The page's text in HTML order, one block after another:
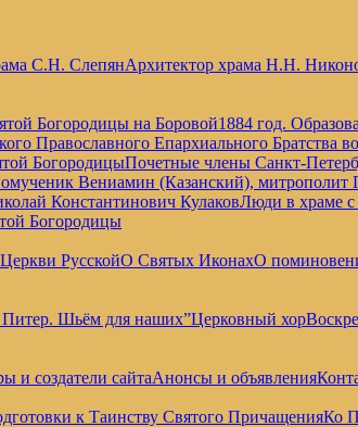
С.Н. СлепянАрхитектор храма Н.Н.
Богородицы на Боровой1884 год.
Православного Епархиального Братства
БогородицыПочетные члены Санкт-
Вениамин (Казанский), митрополит
Константинович КулаковЛюди в храме с
Богородицы
РусскойО Святых ИконахО
Питер. Шьём для наших”Церковный хор
и создатели сайтаАнонсы и объявления
к Таинству Святого ПричащенияКо